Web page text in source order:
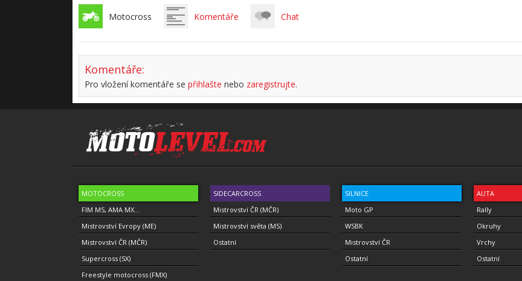
Motocross Komentáře Chat
Komentáře:
Pro vložení komentáře se přihlašte nebo zaregistrujte.
MOTOCROSS
FIM MS, AMA MX...
Mistrovství Evropy (ME)
Mistrovství ČR (MČR)
Supercross (SX)
Freestyle motocross (FMX)
SIDECARCROSS
Mistrovství ČR (MČR)
Mistrovství světa (MS)
Ostatní
SILNICE
Moto GP
WSBK
Mistrovství ČR
Ostatní
AUTA
Rally
Okruhy
Vrchy
Ostatní